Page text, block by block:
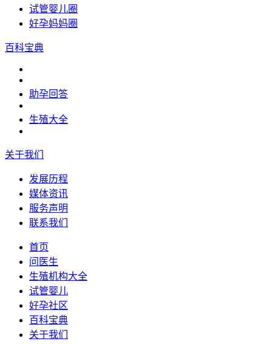
试管婴儿圈
好孕妈妈圈
百科宝典
助孕回答
生殖大全
关于我们
发展历程
媒体资讯
服务声明
联系我们
首页
问医生
生殖机构大全
试管婴儿
好孕社区
百科宝典
关于我们